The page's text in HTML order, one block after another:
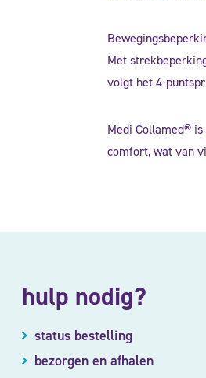
Met
volgt het 4-
Medi Collamed®
comfort, wat van
hulp nodig?
status bestelling
bezorgen en afhalen